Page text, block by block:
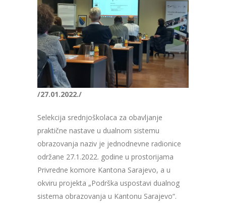
/27.01.2022./
Selekcija srednjoškolaca za obavljanje
praktične nastave u dualnom sistemu
obrazovanja naziv je jednodnevne radionice
održane 27.1.2022. godine u prostorijama
Privredne komore Kantona Sarajevo, a u
okviru projekta „Podrška uspostavi dualnog
sistema obrazovanja u Kantonu Sarajevo“.